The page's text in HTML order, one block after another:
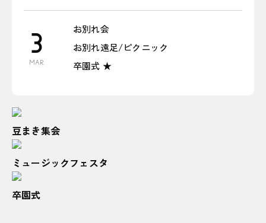
3
MAR.
お別れ会
お別れ遠足/ピクニック
卒園式 ★
豆まき集会
ミュージックフェスタ
卒園式